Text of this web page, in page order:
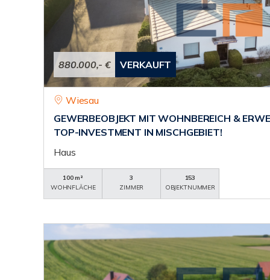
880.000,- € VERKAUFT
Wiesau
GEWERBEOBJEKT MIT WOHNBEREICH &
TOP-INVESTMENT IN MISCHGEBIET!
Haus
100 m²
WOHNFLÄCHE
3
ZIMMER
153
OBJEKTNUMMER